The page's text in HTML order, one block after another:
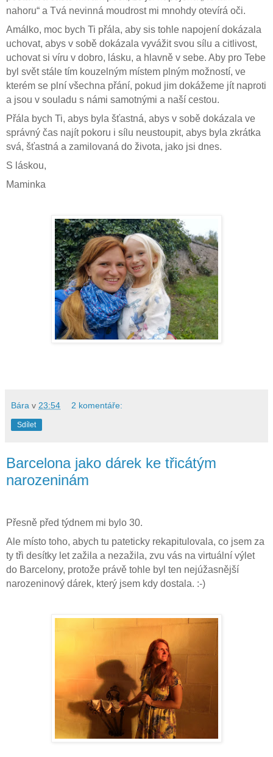
nahoru“ a Tvá nevinná moudrost mi mnohdy otevírá oči.
Amálko, moc bych Ti přála, aby sis tohle napojení dokázala
uchovat, abys v sobě dokázala vyvážit svou sílu a citlivost,
uchovat si víru v dobro, lásku, a hlavně v sebe. Aby pro Tebe
byl svět stále tím kouzelným místem plným možností, ve
kterém se plní všechna přání, pokud jim dokážeme jít naproti
a jsou v souladu s námi samotnými a naší cestou.
Přála bych Ti, abys byla šťastná, abys v sobě dokázala ve
správný čas najít pokoru i sílu neustoupit, abys byla zkrátka
svá, šťastná a zamilovaná do života, jako jsi dnes.
S láskou,
Maminka
Bára v 23:54 2 komentáře:
Sdílet
Barcelona jako dárek ke třicátým
narozeninám
Přesně před týdnem mi bylo 30.
Ale místo toho, abych tu pateticky rekapitulovala, co jsem za
ty tři desítky let zažila a nezažila, zvu vás na virtuální výlet
do Barcelony, protože právě tohle byl ten nejúžasnější
narozeninový dárek, který jsem kdy dostala. :-)